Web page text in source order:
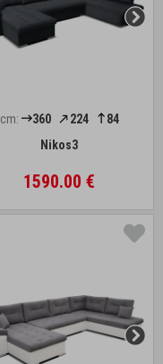
cm: 360 224
84
Nikos3
1590.00 €